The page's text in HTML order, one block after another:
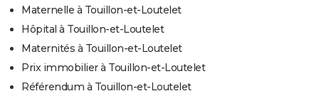
Maternelle à Touillon-et-Loutelet
Hôpital à Touillon-et-Loutelet
Maternités à Touillon-et-Loutelet
Prix immobilier à Touillon-et-Loutelet
Référendum à Touillon-et-Loutelet